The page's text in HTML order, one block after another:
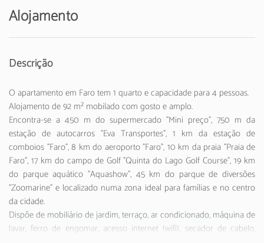
Alojamento
Descrição
O apartamento em Faro tem 1 quarto e capacidade para 4 pessoas.
Alojamento de 92 m² mobilado com gosto e amplo.
Encontra-se a 450 m do supermercado "Mini preço", 750 m da
estação de autocarros "Eva Transportes", 1 km da estação de
comboios "Faro", 8 km do aeroporto "Faro", 10 km da praia "Praia de
Faro", 17 km do campo de Golf "Quinta do Lago Golf Course", 19 km
do parque aquático "Aquashow", 45 km do parque de diversões
"Zoomarine" e localizado numa zona ideal para famílias e no centro
da cidade.
Dispõe de mobiliário de jardim, terraço, ar condicionado, máquina de
lavar, ferro de engomar, acesso internet (wifi), secador de cabelo,